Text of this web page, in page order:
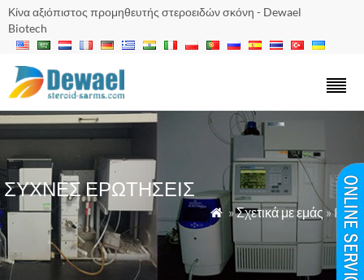
Κίνα αξιόπιστος προμηθευτής στεροειδών σκόνη - Dewael
Biotech
ΣΥΧΝΈΣ ΕΡΩΤΉΣΕΙΣ
 »Σχετικά με εμάς » FAQ